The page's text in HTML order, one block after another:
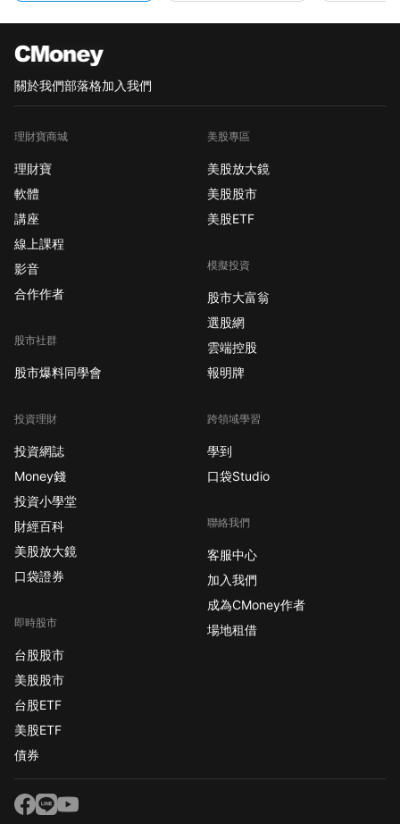
AMAZON.COM INC
關於我們部落格加入我們
理財寶商城
理財寶
軟體
講座
線上課程
影音
合作作者
股市社群
股市爆料同學會
投資理財
投資網誌
Money錢
投資小學堂
財經百科
美股放大鏡
口袋證券
即時股市
台股股市
美股股市
台股ETF
美股ETF
債券
美股專區
美股放大鏡
美股股市
美股ETF
模擬投資
股市大富翁
選股網
雲端控股
報明牌
跨領域學習
學到
口袋Studio
聯絡我們
客服中心
加入我們
成為CMoney作者
場地租借